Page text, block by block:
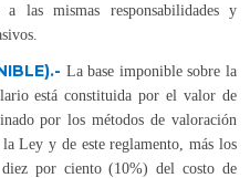
las mismas responsabilidades y
La base imponible sobre la
está constituida por el valor de
por los métodos de valoración
Ley y de este reglamento, más los
por ciento (10%) del costo de